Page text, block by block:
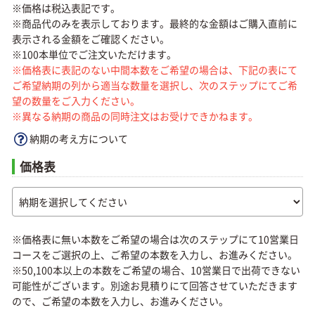
※価格は税込表記です。
※商品代のみを表示しております。最終的な金額はご購入直前に
表示される金額をご確認ください。
※100本単位でご注文いただけます。
※価格表に表記のない中間本数をご希望の場合は、下記の表にて
ご希望納期の列から適当な数量を選択し、次のステップにてご希
望の数量をご入力ください。
※異なる納期の商品の同時注文はお受けできかねます。
納期の考え方について
価格表
※価格表に無い本数をご希望の場合は次のステップにて10営業日
コースをご選択の上、ご希望の本数を入力し、お進みください。
※50,100本以上の本数をご希望の場合、10営業日で出荷できない
可能性がございます。別途お見積りにて回答させていただきます
ので、ご希望の本数を入力し、お進みください。